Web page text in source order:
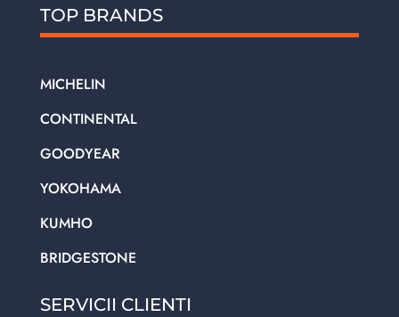
TOP BRANDS
MICHELIN
CONTINENTAL
GOODYEAR
YOKOHAMA
KUMHO
BRIDGESTONE
SERVICII CLIENTI